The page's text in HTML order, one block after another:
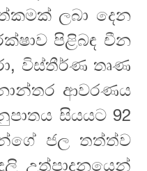
ලබා දෙන
පිළිබඳ චීන
විස්තීර්ණ තෘණ
ආවරණය
සියයට 92
ජල තත්ත්ව
උත්පාදනයෙන්